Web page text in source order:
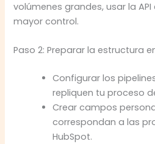
volúmenes grandes, usar la
mayor control.
Paso 2: Preparar la estructura
Configurar los
repliquen tu proceso
Crear campos
correspondan a las
HubSpot.